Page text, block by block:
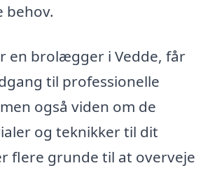
behov.
en brolægger i Vedde, får
til professionelle
også viden om de
og teknikker til dit
flere grunde til at overveje